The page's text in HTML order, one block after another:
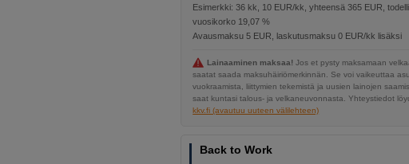
Esimerkki: 36 kk, 10 EUR/kk, yhteensä 365 EUR,
vuosikorko 19,07 %
Avausmaksu 5 EUR, laskutusmaksu 0 EUR/kk lisäksi
Lainaaminen maksaa! Jos et pysty maksamaan
saatat saada maksuhäiriömerkinnän. Se voi vaikeuttaa
vuokraamista, liittymien tekemistä ja uusien lainojen
saat kuntasi talous- ja velkaneuvonnasta. Yhteystiedot
kkv.fi (avautuu uuteen välilehteen)
Back to Work